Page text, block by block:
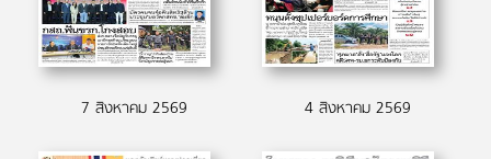
7 สิงหาคม 2569 4 สิงหาคม 2569